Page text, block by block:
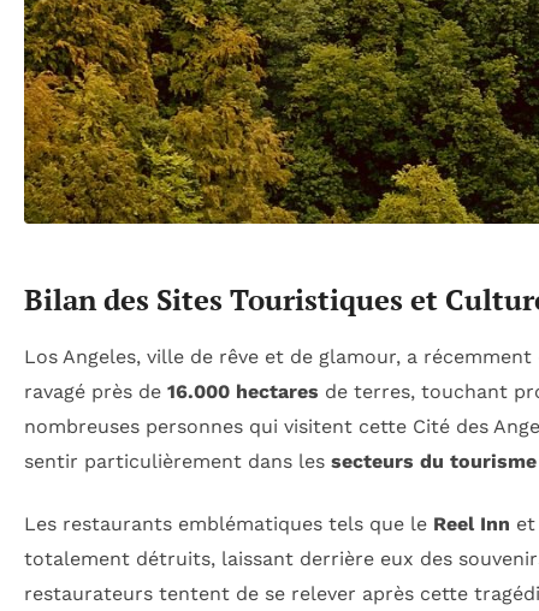
Bilan des Sites Touristiques et
Los Angeles, ville de rêve et de glamour, a
ravagé près de 16.000 hectares de terres, touchant
nombreuses personnes qui visitent cette Cité des
sentir particulièrement dans les secteurs du tourisme
Les restaurants emblématiques tels que le Reel Inn
totalement détruits, laissant derrière eux des
restaurateurs tentent de se relever après cette